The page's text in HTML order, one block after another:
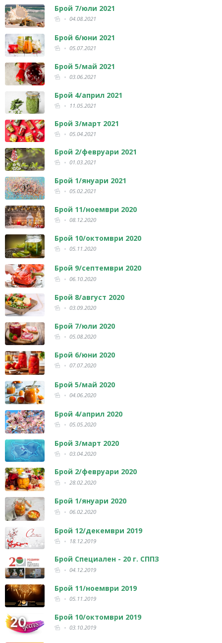
Брой 7/юли 2021
04.08.2021
Брой 6/юни 2021
05.07.2021
Брой 5/май 2021
03.06.2021
Брой 4/април 2021
11.05.2021
Брой 3/март 2021
05.04.2021
Брой 2/февруари 2021
01.03.2021
Брой 1/януари 2021
05.02.2021
Брой 11/ноември 2020
08.12.2020
Брой 10/октомври 2020
05.11.2020
Брой 9/септември 2020
06.10.2020
Брой 8/август 2020
03.09.2020
Брой 7/юли 2020
05.08.2020
Брой 6/юни 2020
07.07.2020
Брой 5/май 2020
04.06.2020
Брой 4/април 2020
05.05.2020
Брой 3/март 2020
03.04.2020
Брой 2/февруари 2020
28.02.2020
Брой 1/януари 2020
06.02.2020
Брой 12/декември 2019
18.12.2019
Брой Специален - 20 г. СППЗ
04.12.2019
Брой 11/ноември 2019
05.11.2019
Брой 10/октомври 2019
03.10.2019